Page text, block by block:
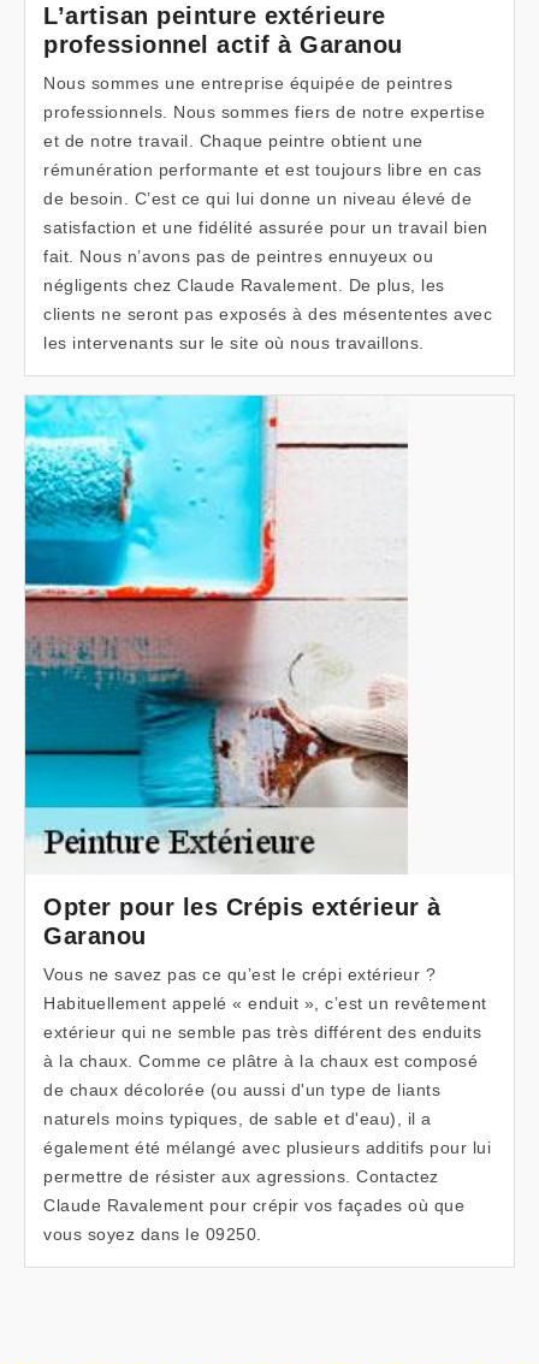
L’artisan peinture extérieure
professionnel actif à Garanou
Nous sommes une entreprise équipée de peintres
professionnels. Nous sommes fiers de notre expertise
et de notre travail. Chaque peintre obtient une
rémunération performante et est toujours libre en cas
de besoin. C’est ce qui lui donne un niveau élevé de
satisfaction et une fidélité assurée pour un travail bien
fait. Nous n’avons pas de peintres ennuyeux ou
négligents chez Claude Ravalement. De plus, les
clients ne seront pas exposés à des mésententes avec
les intervenants sur le site où nous travaillons.
Opter pour les Crépis extérieur à
Garanou
Vous ne savez pas ce qu’est le crépi extérieur ?
Habituellement appelé « enduit », c’est un revêtement
extérieur qui ne semble pas très différent des enduits
à la chaux. Comme ce plâtre à la chaux est composé
de chaux décolorée (ou aussi d'un type de liants
naturels moins typiques, de sable et d'eau), il a
également été mélangé avec plusieurs additifs pour lui
permettre de résister aux agressions. Contactez
Claude Ravalement pour crépir vos façades où que
vous soyez dans le 09250.